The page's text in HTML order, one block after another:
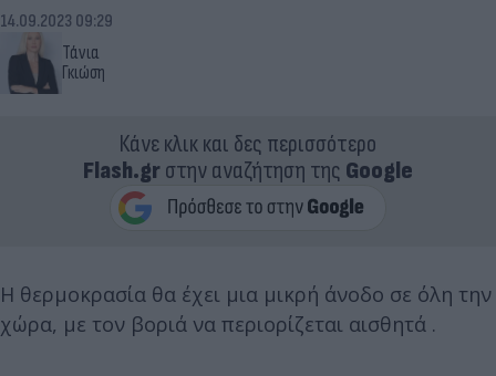
Τάνια
Γκιώση
14.09.2023 09:29
Κάνε κλικ και δες περισσότερο
Flash.grστην αναζήτηση της Google
Η θερμοκρασία θα έχει μια μικρή άνοδο σε όλη την
χώρα, με τον βοριά να περιορίζεται αισθητά .